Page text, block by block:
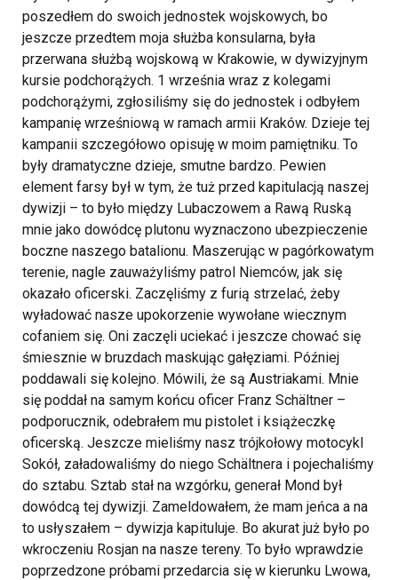
poszedłem do swoich jednostek wojskowych, bo
jeszcze przedtem moja służba konsularna, była
przerwana służbą wojskową w Krakowie, w dywizyjnym
kursie podchorążych. 1 września wraz z kolegami
podchorążymi, zgłosiliśmy się do jednostek i odbyłem
kampanię wrześniową w ramach armii Kraków. Dzieje tej
kampanii szczegółowo opisuję w moim pamiętniku. To
były dramatyczne dzieje, smutne bardzo. Pewien
element farsy był w tym, że tuż przed kapitulacją naszej
dywizji – to było między Lubaczowem a Rawą Ruską
mnie jako dowódcę plutonu wyznaczono ubezpieczenie
boczne naszego batalionu. Maszerując w pagórkowatym
terenie, nagle zauważyliśmy patrol Niemców, jak się
okazało oficerski. Zaczęliśmy z furią strzelać, żeby
wyładować nasze upokorzenie wywołane wiecznym
cofaniem się. Oni zaczęli uciekać i jeszcze chować się
śmiesznie w bruzdach maskując gałęziami. Później
poddawali się kolejno. Mówili, że są Austriakami. Mnie
się poddał na samym końcu oficer Franz Schältner –
podporucznik, odebrałem mu pistolet i książeczkę
oficerską. Jeszcze mieliśmy nasz trójkołowy motocykl
Sokół, załadowaliśmy do niego Schältnera i pojechaliśmy
do sztabu. Sztab stał na wzgórku, generał Mond był
dowódcą tej dywizji. Zameldowałem, że mam jeńca a na
to usłyszałem – dywizja kapituluje. Bo akurat już było po
wkroczeniu Rosjan na nasze tereny. To było wprawdzie
poprzedzone próbami przedarcia się w kierunku Lwowa,